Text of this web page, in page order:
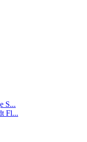
S...
Fl...